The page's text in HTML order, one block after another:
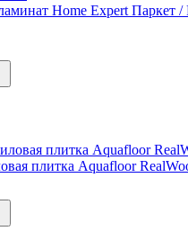
Home Expert Паркет /
плитка Aquafloor